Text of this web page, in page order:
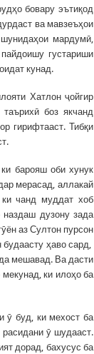
бовару эътиқод
ва мавзеъҳои
мардумӣ,
густариши
кунад.
Хатлон ҷойгир
боз якчанд
гирифтааст. Тибқи
барояш оби хунук
мерасад, аллакай
чанд муддат хоб
дузону зада
аз Султон пурсон
ҳаво сард,
мешавад. Ва дасти
ки илоҳо ба
ӯ буд, ки мехост ба
ӯ шудааст.
дорад, бахусус ба